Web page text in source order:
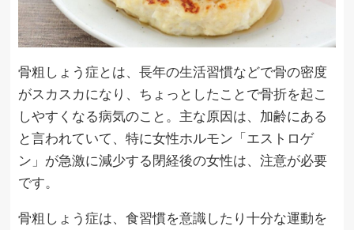
骨粗しょう症とは、長年の生活習慣などで骨の密度
がスカスカになり、ちょっとしたことで骨折を起こ
しやすくなる病気のこと。主な原因は、加齢にある
と言われていて、特に女性ホルモン「エストロゲ
ン」が急激に減少する閉経後の女性は、注意が必要
です。
骨粗しょう症は、食習慣を意識したり十分な運動を